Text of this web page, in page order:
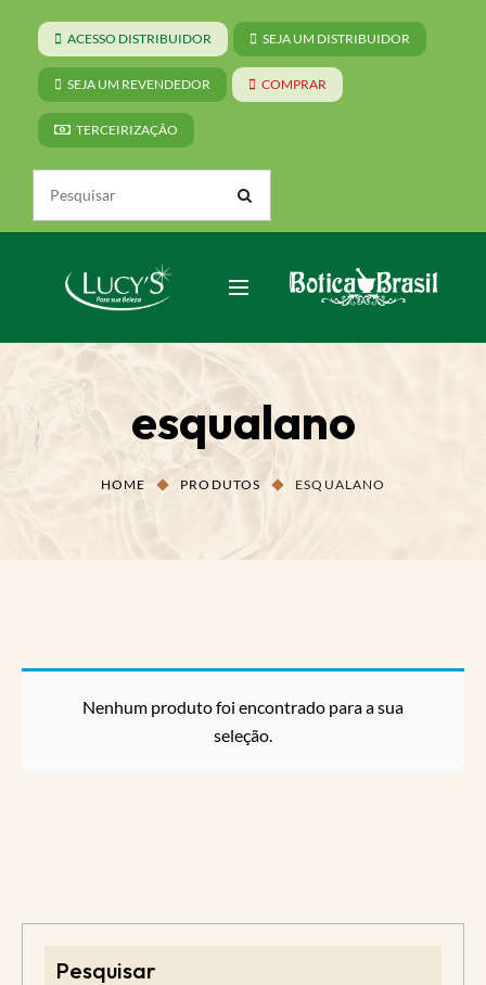
ACESSO DISTRIBUIDOR SEJA UM DISTRIBUIDOR
SEJA UM REVENDEDOR COMPRAR
TERCEIRIZAÇÃO
esqualano
HOME PRODUTOS ESQUALANO
Nenhum produto foi encontrado para a sua
seleção.
Pesquisar